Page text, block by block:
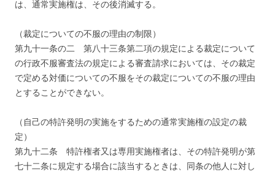
は、通常実施権は、その後消滅する。
（裁定についての不服の理由の制限）
第九十一条の二 第八十三条第二項の規定による裁定について
の行政不服審査法の規定による審査請求においては、その裁定
で定める対価についての不服をその裁定についての不服の理由
とすることができない。
（自己の特許発明の実施をするための通常実施権の設定の裁
定）
第九十二条 特許権者又は専用実施権者は、その特許発明が第
七十二条に規定する場合に該当するときは、同条の他人に対し